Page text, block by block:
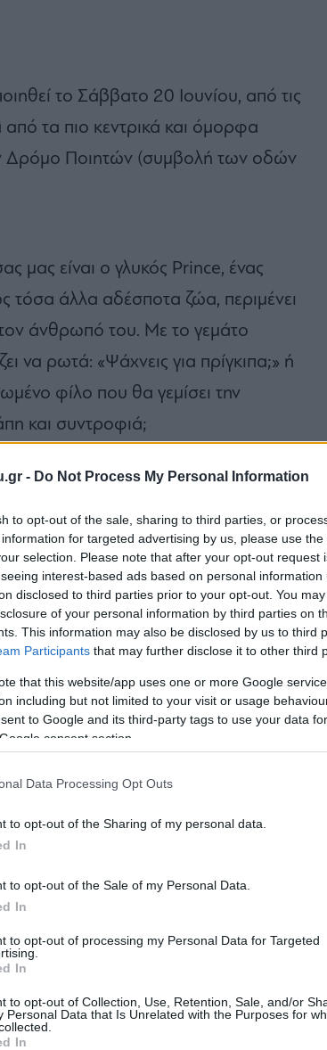
- Do Not Process My Personal Information
to opt-out of the sale, sharing to third parties, or
for targeted advertising by us, please use
selection. Please note that after your opt-out request
interest-based ads based on personal
disclosed to third parties prior to your opt-out. You
of your personal information by third parties on
This information may also be disclosed by us to third
Participants that may further disclose it to other third
that this website/app uses one or more Google
including but not limited to your visit or usage
to Google and its third-party tags to use your data
consent section.
Data Processing Opt Outs
to opt-out of the Sharing of my personal data.
In
to opt-out of the Sale of my Personal Data.
In
to opt-out of processing my Personal Data for Targeted
In
to opt-out of Collection, Use, Retention, Sale, and/or
Personal Data that Is Unrelated with the Purposes for
In
το Σάββατο 20 Ιουνίου, από τις
τα πιο κεντρικά και όμορφα
Δρόμο Ποιητών (συμβολή των οδών
μας είναι ο γλυκός Prince, ένας
τόσα άλλα αδέσποτα ζώα, περιμένει
άνθρωπό του. Με το γεμάτο
να ρωτά: «Ψάχνεις για πρίγκιπα;» ή
φίλο που θα γεμίσει την
και συντροφιά;